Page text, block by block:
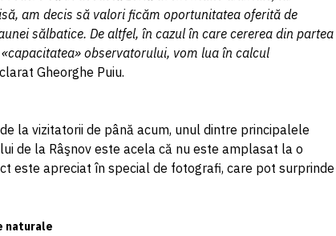
am decis să valori ficăm oportunitatea oferită de
sălbatice. De altfel, în cazul în care cererea din partea
observatorului, vom lua în calcul
Gheorghe Puiu.
la vizitatorii de până acum, unul dintre principalele
de la Râşnov este acela că nu este amplasat la o
este apreciat în special de fotografi, care pot surprinde
naturale